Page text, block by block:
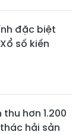
đặc biệt
số kiến
hơn 1.200
hải sản